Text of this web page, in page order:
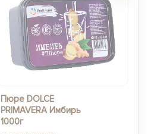
Пюре DOLCE
PRIMAVERA Имбирь
1000г